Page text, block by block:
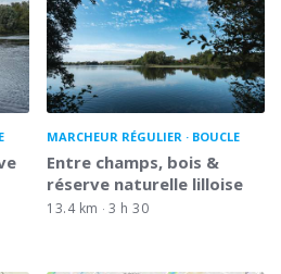
MARCHEUR RÉGULIER BOUCLE
Entre champs, bois &
réserve naturelle lilloise
13.4 km 3 h 30